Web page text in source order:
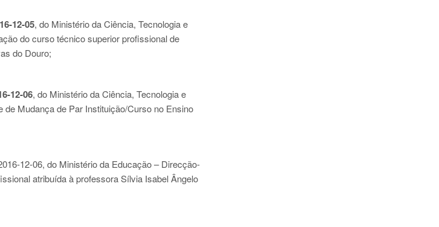
12-05, do Ministério da Ciência, Tecnologia e
do curso técnico superior profissional de
do Douro;
12-06, do Ministério da Ciência, Tecnologia e
Mudança de Par Instituição/Curso no Ensino
12-06, do Ministério da Educação – Direcção-
atribuída à professora Sílvia Isabel Ângelo